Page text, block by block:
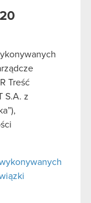
Treść
S.A. z